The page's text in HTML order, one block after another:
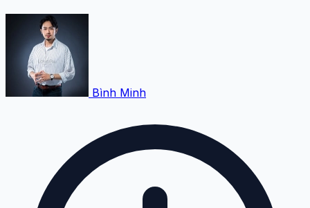
Bình Minh